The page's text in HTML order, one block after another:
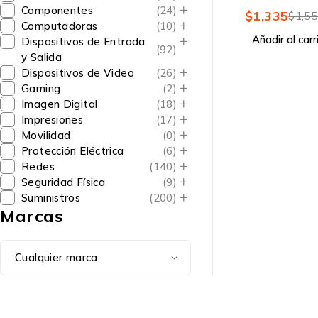
Componentes
(24)
Computadoras
(10)
Dispositivos de Entrada
y Salida
(92)
Dispositivos de Video
(26)
Gaming
(2)
Imagen Digital
(18)
Impresiones
(17)
Movilidad
(0)
Protección Eléctrica
(6)
Redes
(140)
Seguridad Física
(9)
Suministros
(200)
Marcas
16.000DPI,
$
$1,335
Añadir al